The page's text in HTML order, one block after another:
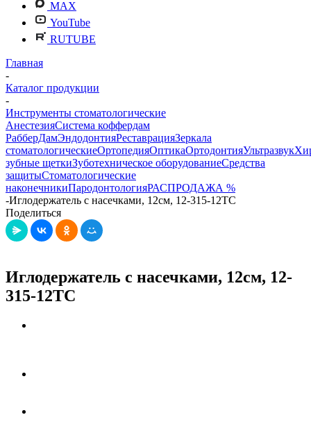
MAX
YouTube
RUTUBE
Главная
-
Каталог продукции
-
Инструменты стоматологические
АнестезияСистема коффердам
РабберДамЭндодонтияРеставрацияЗеркала
стоматологическиеОртопедияОптикаОртодонтияУльтразвук
зубные щеткиЗуботехническое оборудованиеСредства
защитыСтоматологические
наконечникиПародонтологияРАСПРОДАЖА %
-Иглодержатель с насечками, 12см, 12-315-12ТС
Поделиться
Иглодержатель с насечками, 12см, 12-
315-12ТС